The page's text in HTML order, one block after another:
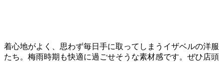
着心地がよく、思わず毎日手に取ってしまうイザベルの洋服
たち。梅雨時期も快適に過ごせそうな素材感です。ぜひ店頭